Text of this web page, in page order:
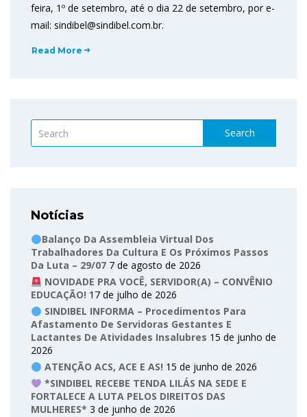
feira, 1º de setembro, até o dia 22 de setembro, por e-
mail: sindibel@sindibel.com.br.
Read More
Search
Notícias
Balanço Da Assembleia Virtual Dos
Trabalhadores Da Cultura E Os Próximos Passos
Da Luta – 29/07 7 de agosto de 2026
NOVIDADE PRA VOCÊ, SERVIDOR(A) – CONVÊNIO
EDUCAÇÃO! 17 de julho de 2026
SINDIBEL INFORMA – Procedimentos Para
Afastamento De Servidoras Gestantes E
Lactantes De Atividades Insalubres 15 de junho de
2026
ATENÇÃO ACS, ACE E AS! 15 de junho de 2026
*SINDIBEL RECEBE TENDA LILÁS NA SEDE E
FORTALECE A LUTA PELOS DIREITOS DAS
MULHERES* 3 de junho de 2026